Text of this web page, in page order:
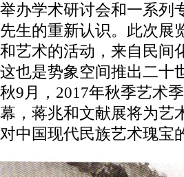
学术研讨会和一系列
生的重新认识。此次展
艺术的活动，来自民间
也是势象空间推出二十
9月，2017年秋季艺术
，蒋兆和文献展将为艺
中国现代民族艺术瑰宝